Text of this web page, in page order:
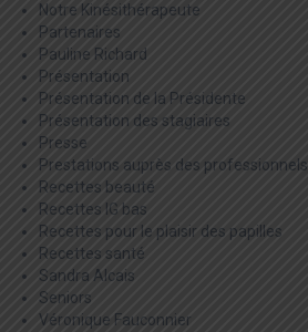
Notre Kinésithérapeute
Partenaires
Pauline Richard
Présentation
Présentation de la Présidente
Présentation des stagiaires
Presse
Prestations auprès des professionnels
Recettes beauté
Recettes IG bas
Recettes pour le plaisir des papilles
Recettes santé
Sandra Alcais
Seniors
Véronique Fauconnier